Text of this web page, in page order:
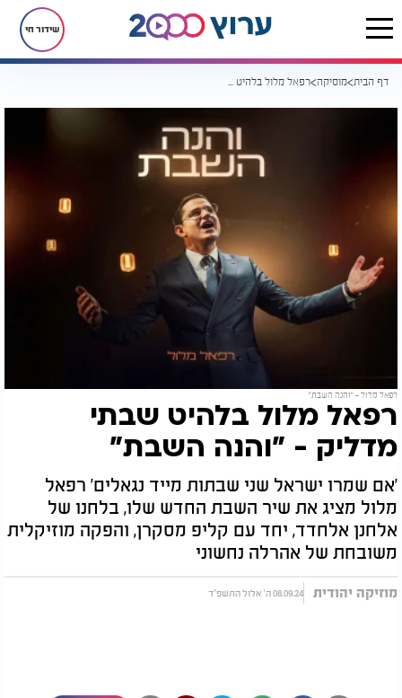
שידור חי
דף הבית מוסיקה רפאל מלול בלהיט שבתי מדליק - "והנה השבת"
רפאל מלול - "והנה השבת"
רפאל מלול בלהיט שבתי
מדליק - "והנה השבת"
'אם שמרו ישראל שני שבתות מייד נגאלים' רפאל
מלול מציג את שיר השבת החדש שלו, בלחנו של
אלחנן אלחדד, יחד עם קליפ מסקרן, והפקה מוזיקלית
משובחת של אהרלה נחשוני
מוזיקה יהודית 08.09.24 ה' אלול התשפ"ד